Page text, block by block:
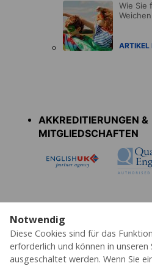
Notwendig
Diese Cookies sind für das
erforderlich und können in unseren
ausgeschaltet werden. Wenn Sie
Wie Sie
ARTIKEL
AKKREDITIERUNGEN &
MITGLIEDSCHAFTEN
Datenschutz Cookies AGB's
Erklärung zur
© 2026 ESL – Alle